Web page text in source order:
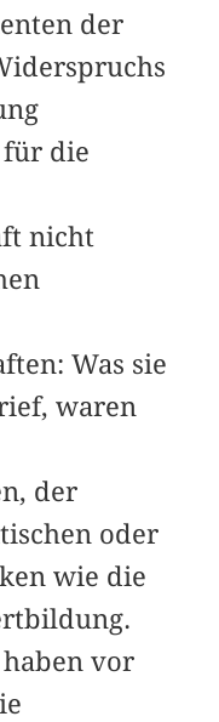
der
für die
nicht
Was sie
waren
der
oder
wie die
haben vor